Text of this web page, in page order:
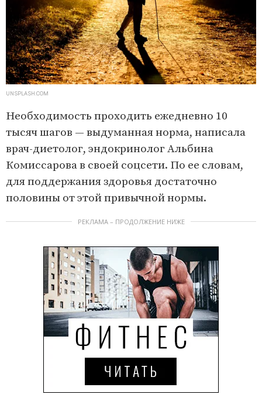
UNSPLASH.COM
Необходимость проходить ежедневно 10
тысяч шагов — выдуманная норма, написала
врач-диетолог, эндокринолог Альбина
Комиссарова в своей соцсети. По ее словам,
для поддержания здоровья достаточно
половины от этой привычной нормы.
РЕКЛАМА – ПРОДОЛЖЕНИЕ НИЖЕ